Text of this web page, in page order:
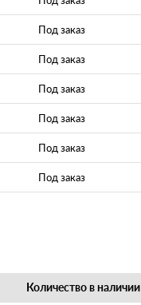
Под заказ
Под заказ
Под заказ
Под заказ
Под заказ
Под заказ
Количество в наличии